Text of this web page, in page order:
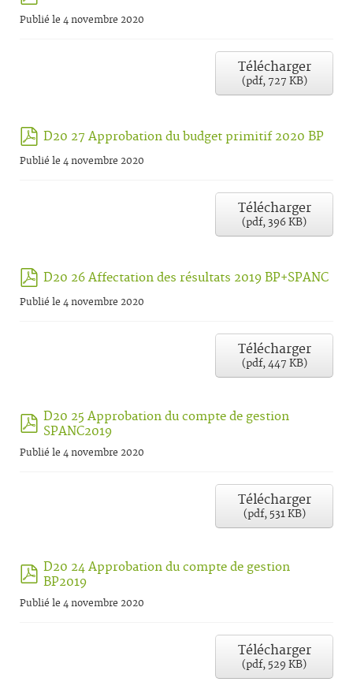
Publié le 4 novembre 2020
Télécharger
(pdf, 727 KB)
pdf
D20 27 Approbation du budget primitif 2020 BP
Publié le 4 novembre 2020
Télécharger
(pdf,396 KB)
pdf
D20 26 Affectation des résultats 2019 BP+SPANC
Publié le 4 novembre 2020
Télécharger
(pdf,447 KB)
pdf
D20 25 Approbation du compte de gestion
SPANC2019
Publié le 4 novembre 2020
Télécharger
(pdf,531 KB)
pdf
D20 24 Approbation du compte de gestion
BP2019
Publié le 4 novembre 2020
Télécharger
(pdf,529 KB)